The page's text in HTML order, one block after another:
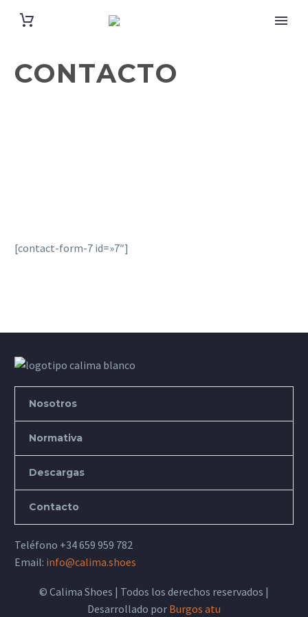
CONTACTO
[contact-form-7 id=»7″]
Nosotros
Normativa
Descargas
Contacto
Teléfono +34 659 959 782
Email: info@calima.shoes
© Calima Shoes | Todos los derechos reservados |
Desarrollado por Burgos atu